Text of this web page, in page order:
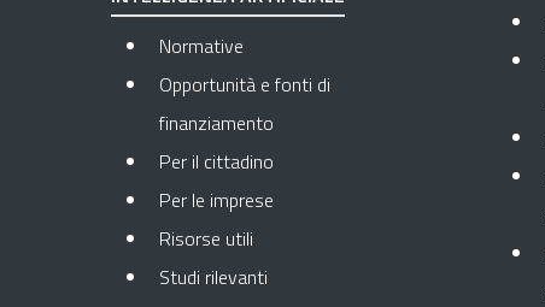
Normative
Opportunità e fonti di
finanziamento
Per il cittadino
Per le imprese
Risorse utili
Studi rilevanti